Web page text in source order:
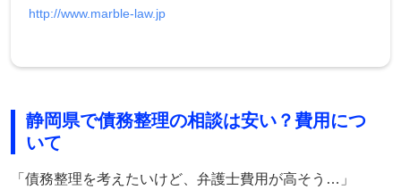
http://www.marble-law.jp
静岡県で債務整理の相談は安い？費用につ
いて
「債務整理を考えたいけど、弁護士費用が高そう…」